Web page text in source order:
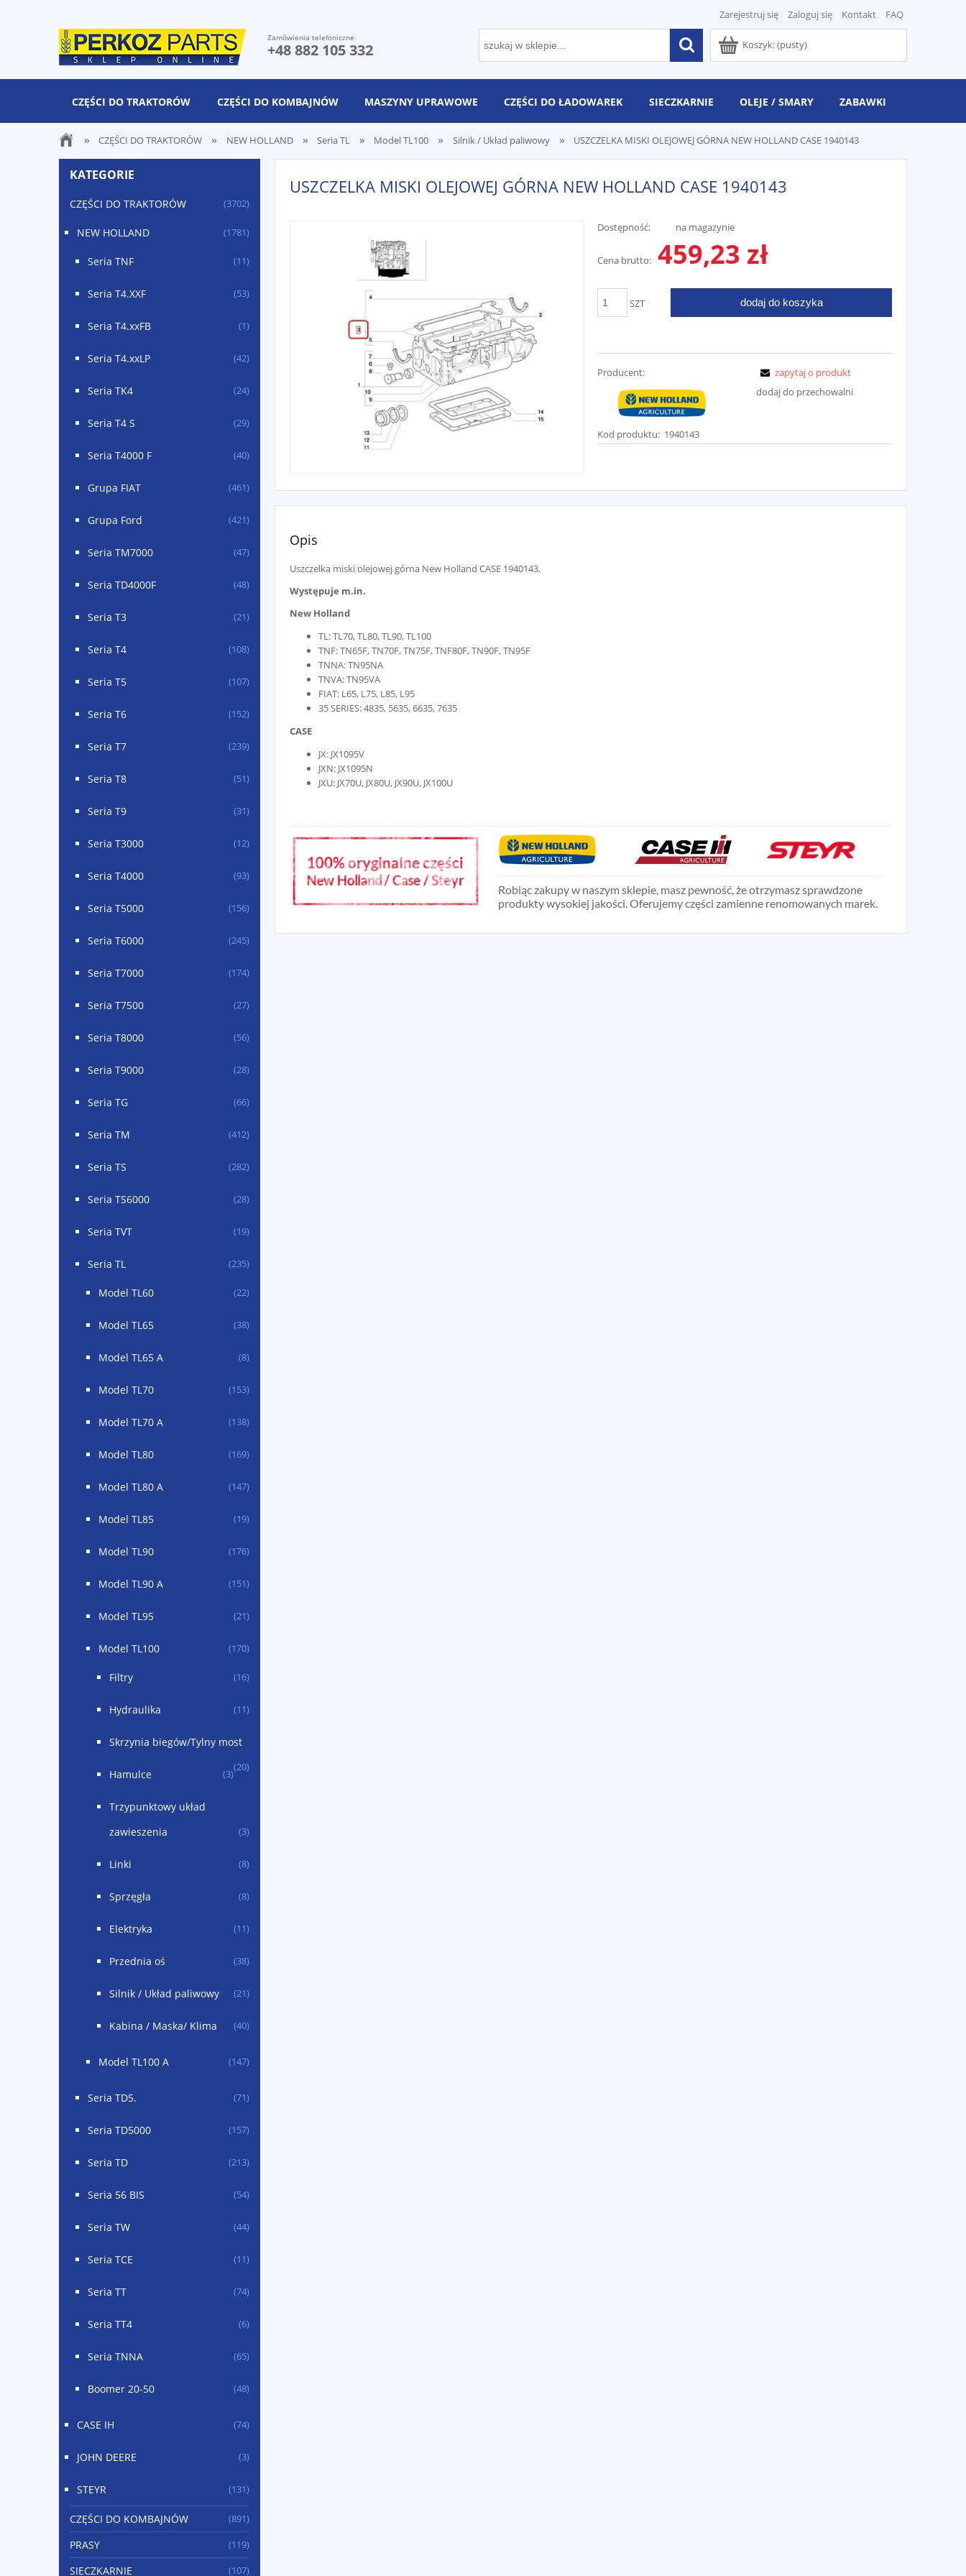
Zarejestruj się Zaloguj się Kontakt FAQ
Koszyk:(pusty)
Zamówienia telefoniczne
+48 882 105 332
CZĘŚCI DO TRAKTORÓW CZĘŚCI DO KOMBAJNÓW MASZYNY UPRAWOWE CZĘŚCI DO ŁADOWAREK SIECZKARNIE OLEJE / SMARY ZABAWKI
» CZĘŚCI DO TRAKTORÓW » NEW HOLLAND » Seria TL » Model TL100 » Silnik / Układ paliwowy » USZCZELKA MISKI OLEJOWEJ GÓRNA NEW HOLLAND CASE 1940143
KATEGORIE
CZĘŚCI DO TRAKTORÓW (3702)
NEW HOLLAND (1781)
Seria TNF (11)
Seria T4.XXF (53)
Seria T4.xxFB (1)
Seria T4.xxLP (42)
Seria TK4 (24)
Seria T4 S (29)
Seria T4000 F (40)
Grupa FIAT (461)
Grupa Ford (421)
Seria TM7000 (47)
Seria TD4000F (48)
Seria T3 (21)
Seria T4 (108)
Seria T5 (107)
Seria T6 (152)
Seria T7 (239)
Seria T8 (51)
Seria T9 (31)
Seria T3000 (12)
Seria T4000 (93)
Seria T5000 (156)
Seria T6000 (245)
Seria T7000 (174)
Seria T7500 (27)
Seria T8000 (56)
Seria T9000 (28)
Seria TG (66)
Seria TM (412)
Seria TS (282)
Seria TS6000 (28)
Seria TVT (19)
Seria TL (235)
Model TL60 (22)
Model TL65 (38)
Model TL65 A (8)
Model TL70 (153)
Model TL70 A (138)
Model TL80 (169)
Model TL80 A (147)
Model TL85 (19)
Model TL90 (176)
Model TL90 A (151)
Model TL95 (21)
Model TL100 (170)
Filtry (16)
Hydraulika (11)
Skrzynia biegów/Tylny most
(20)
Hamulce (3)
Trzypunktowy układ
zawieszenia
(3)
Linki (8)
Sprzęgła (8)
Elektryka (11)
Przednia oś (38)
Silnik / Układ paliwowy (21)
Kabina / Maska/ Klima (40)
Model TL100 A (147)
Seria TD5. (71)
Seria TD5000 (157)
Seria TD (213)
Seria 56 BIS (54)
Seria TW (44)
Seria TCE (11)
Seria TT (74)
Seria TT4 (6)
Seria TNNA (65)
Boomer 20-50 (48)
CASE IH (74)
JOHN DEERE (3)
STEYR (131)
CZĘŚCI DO KOMBAJNÓW (891)
PRASY (119)
SIECZKARNIE (107)
USZCZELKA MISKI OLEJOWEJ GÓRNA NEW HOLLAND CASE 1940143
Dostępność: na magazynie
Cena brutto: 459,23 zł
SZT dodaj do koszyka
Producent:
Kod produktu: 1940143
zapytaj o produkt
dodaj do przechowalni
Opis
Uszczelka miski olejowej górna New Holland CASE 1940143.
Występuje m.in.
New Holland
TL: TL70, TL80, TL90, TL100
TNF: TN65F, TN70F, TN75F, TNF80F, TN90F, TN95F
TNNA: TN95NA
TNVA: TN95VA
FIAT: L65, L75, L85, L95
35 SERIES: 4835, 5635, 6635, 7635
CASE
JX: JX1095V
JXN: JX1095N
JXU: JX70U, JX80U, JX90U, JX100U